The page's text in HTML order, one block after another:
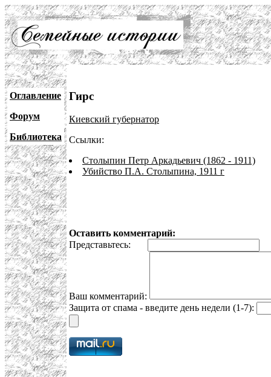
Оглавление
Форум
Библиотека
Гирс
Киевский губернатор
Ссылки:
Столыпин Петр Аркадьевич (1862 - 1911)
Убийство П.А. Столыпина, 1911 г
Оставить комментарий:
Представьтесь:
Ваш комментарий:
Защита от спама - введите день недели (1-7):